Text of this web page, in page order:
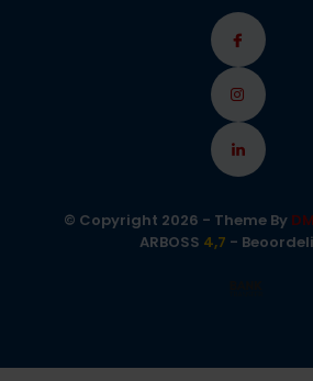
© Copyright 2026 - Theme By
ARBOSS 4,7 -